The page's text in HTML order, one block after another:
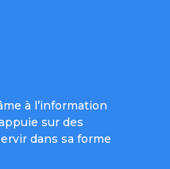
à l’information
sur des
dans sa forme